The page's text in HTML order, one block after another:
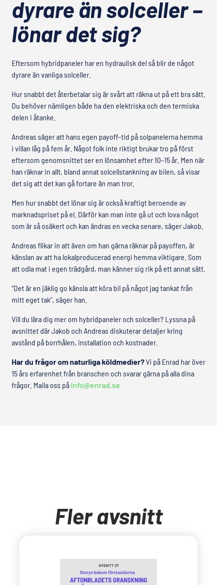
dyrare än solceller –
lönar det sig?
Eftersom hybridpaneler har en hydraulisk del så blir de något
dyrare än vanliga solceller.
Hur snabbt det återbetalar sig är svårt att räkna ut på ett bra sätt.
Du behöver nämligen både ha den elektriska och den termiska
delen i åtanke.
Andreas säger att hans egen payoff-tid på solpanelerna hemma
i villan låg på fem år. Något folk inte riktigt brukar tro på först
eftersom genomsnittet ser en lönsamhet efter 10–15 år. Men när
han räknar in allt, bland annat solcellstankning av bilen, så visar
det sig att det kan gå fortare än man tror.
Men hur snabbt det lönar sig är också kraftigt beroende av
marknadspriset på el. Därför kan man inte gå ut och lova något
som är så osäkert och kan ändras en vecka senare, säger Jakob.
Andreas flikar in att även om han gärna räknar på payoffen, är
känslan av att ha lokalproducerad energi hemma viktigare. Som
att odla mat i egen trädgård, man känner sig rik på ett annat sätt.
“Det är en jäklig go känsla att köra bil på något jag tankat från
mitt eget tak”, säger han.
Vill du lära dig mer om hybridpaneler och solceller? Lyssna på
avsnittet där Jakob och Andreas diskuterar detaljer kring
avstånd på borrhålen, installation och kostnader.
Har du frågor om naturliga köldmedier?Vi på Enrad har över
15 års erfarenhet från branschen och svarar gärna på alla dina
frågor. Maila oss på info@enrad.se
Fler avsnitt